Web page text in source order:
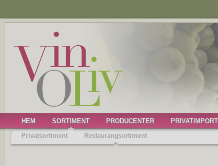
HEM SORTIMENT PRODUCENTER
PRIVATIMPORT
Privatsortiment
Restaurangsortiment